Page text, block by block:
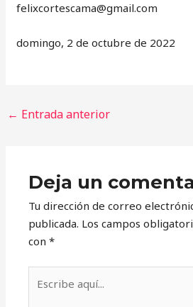
‎felixcortescama@gmail.com
domingo, 2 de octubre de 2022
← Entrada anterior
Deja un
Tu dirección de correo
publicada. Los campos
con*
aquí...